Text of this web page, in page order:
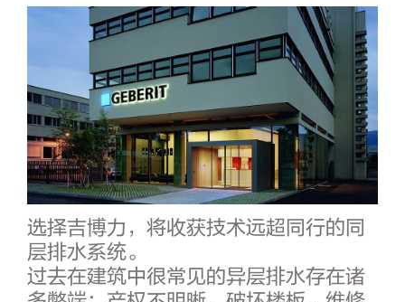
选择吉博力，将收获技术远超同行的同
层排水系统。
过去在建筑中很常见的异层排水存在诸